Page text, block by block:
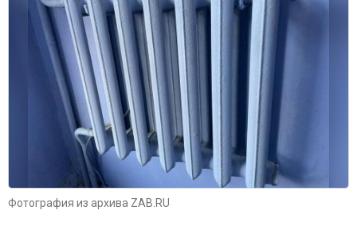
Фотография из архива ZAB.RU